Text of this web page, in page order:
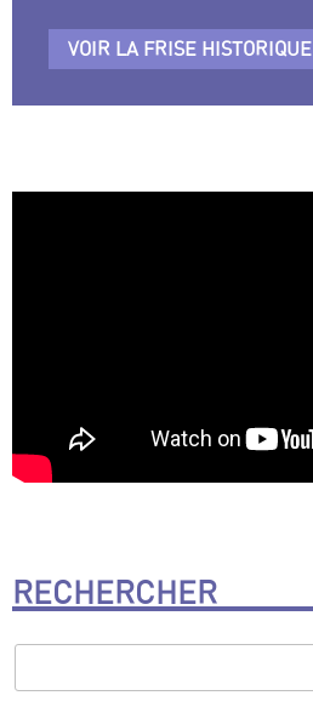
VOIR LA FRISE HISTORIQUE
RECHERCHER